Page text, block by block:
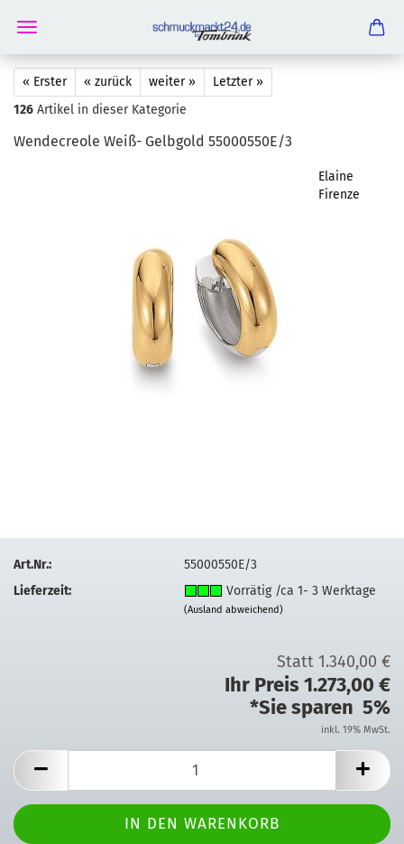
« Erster « zurück weiter »
Letzter »
126 Artikel in dieser Kategorie
Wen­de­creo­le Weiß- Gelb­gold 55000550E/3
Elaine
Firenze
Art.Nr.:
55000550E/3
Lieferzeit:
Vorrätig /ca 1- 3 Werktage
(Ausland abweichend)
Statt 1.340,00 €
Ihr Preis 1.273,00 €
*Sie sparen 5%
inkl. 19% MwSt.